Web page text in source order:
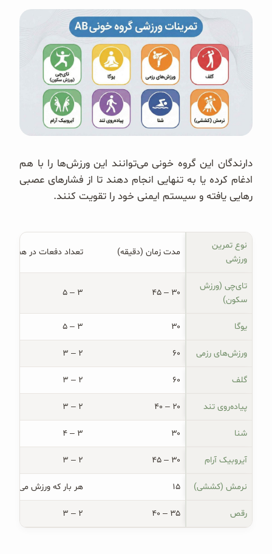
دارندگان این گروه خونی می‌توانند این ورزش‌ها را با هم
ادغام کرده یا به تنهایی انجام دهند تا از فشارهای عصبی
رهایی یافته و سیستم ایمنی خود را تقویت کنند.
ورزشی
مدت زمان (دقیقه) تعداد دفعات در هفته
سکون)
۳۰ – ۴۵ ۳ – ۵
یوگا ۳۰ ۳ – ۵
ورزش‌های رزمی ۶۰ ۲ – ۳
گلف ۶۰ ۲ – ۳
پیاده‌روی تند ۲۰ – ۴۰ ۲ – ۳
شنا ۳۰ ۳ – ۴
آیروبیک آرام ۳۰ – ۴۵ ۲ – ۳
نرمش (کششی) ۱۵ هر بار که ورزش می‌کنید
رقص ۳۵ – ۴۰ ۲ – ۳